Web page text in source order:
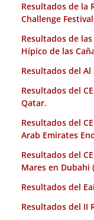
Resultados de la
Challenge
Resultados de
Hípico de las
Resultados del Al
Resultados del
Qatar.
Resultados del
Arab Emirates
Resultados del
Mares en Dubahi
Resultados del
Resultados del II